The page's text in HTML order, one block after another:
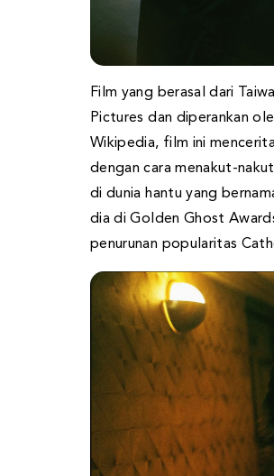
Film yang berasal dari
Pictures dan diperankan
Wikipedia, film ini
dengan cara menakut-
di dunia hantu yang
dia di Golden Ghost
penurunan popularitas